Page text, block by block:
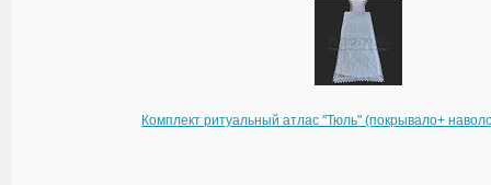
Комплект ритуальный атлас "Тюль" (покрывало+